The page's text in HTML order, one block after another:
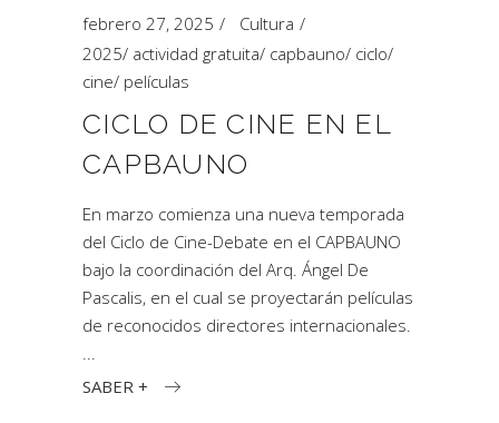
febrero 27, 2025
Cultura
2025/ actividad gratuita/ capbauno/ ciclo/
cine/ películas
CICLO DE CINE EN EL
CAPBAUNO
En marzo comienza una nueva temporada
del Ciclo de Cine-Debate en el CAPBAUNO
bajo la coordinación del Arq. Ángel De
Pascalis, en el cual se proyectarán películas
de reconocidos directores internacionales.
SABER +